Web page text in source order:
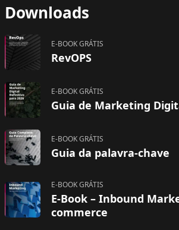
Downloads
E-BOOK GRÁTIS
RevOPS
E-BOOK GRÁTIS
Guia de Marketing
E-BOOK GRÁTIS
Guia da palavra-chave
E-BOOK GRÁTIS
E-Book – Inbound
commerce